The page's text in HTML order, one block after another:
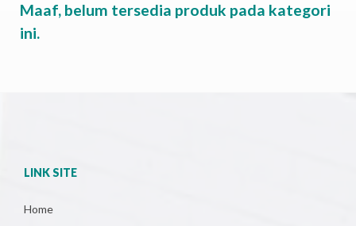
Maaf, belum tersedia produk pada kategori
ini.
LINK SITE
Home